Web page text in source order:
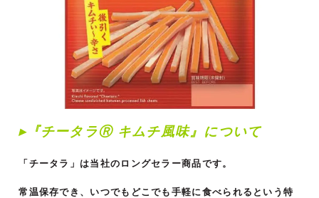
▸『チータラⓇ キムチ風味』について
「チータラ」は当社のロングセラー商品です。
常温保存でき、いつでもどこでも手軽に食べられるという特